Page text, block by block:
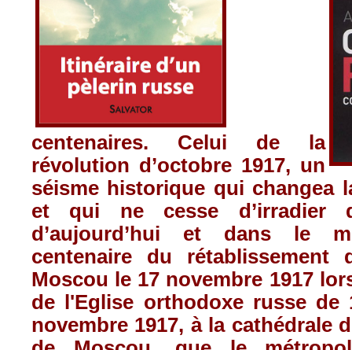
centenaires. Celui de la
révolution d’octobre 1917, un
séisme historique qui changea
et qui ne cesse d’irradier
d’aujourd’hui et dans le
centenaire du rétablissement
Moscou le 17 novembre 1917
de l'Eglise orthodoxe russe de
novembre 1917, à la cathédrale